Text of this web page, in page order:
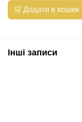
🛒 Додати в кошик
Інші записи